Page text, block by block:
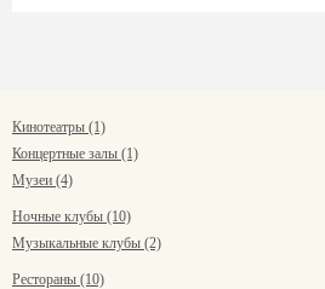
Кинотеатры (1)
Концертные залы (1)
Музеи (4)
Ночные клубы (10)
Музыкальные клубы (2)
Рестораны (10)